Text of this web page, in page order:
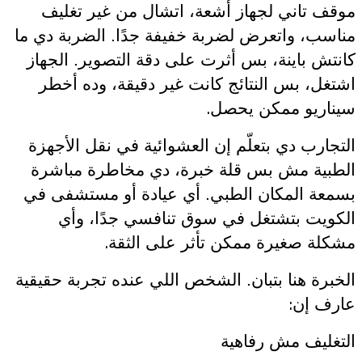
موقف تاني لجهاز أشعة، اتشال من غير تغليف
مناسب، واتعرض لضربة خفيفة جدًا. الضربة دي ما
كانتش باينة، بس أثرت على دقة التصوير. الجهاز
اشتغل، بس النتائج كانت غير دقيقة، وده أخطر
سيناريو ممكن يحصل.
التجارب دي بتعلّم إن العشوائية في نقل الأجهزة
الطبية مش بس قلة خبرة، دي مخاطرة مباشرة
بسمعة المكان الطبي. أي عيادة أو مستشفى في
الكويت بتشتغل في سوق تنافسي جدًا، وأي
مشكلة صغيرة ممكن تأثر على الثقة.
الخبرة هنا بتبان. الشخص اللي عنده تجربة حقيقية
عارف إن:
التغليف مش رفاهية